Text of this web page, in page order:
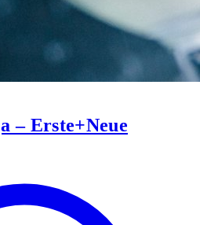
– Erste+Neue